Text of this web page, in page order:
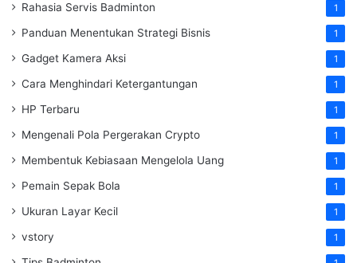
Rahasia Servis Badminton 1
Panduan Menentukan Strategi Bisnis 1
Gadget Kamera Aksi 1
Cara Menghindari Ketergantungan 1
HP Terbaru 1
Mengenali Pola Pergerakan Crypto 1
Membentuk Kebiasaan Mengelola Uang 1
Pemain Sepak Bola 1
Ukuran Layar Kecil 1
vstory 1